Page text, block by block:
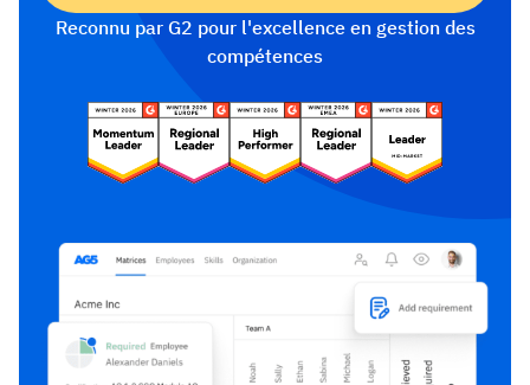
Reconnu par G2 pour l'excellence en gestion des
compétences